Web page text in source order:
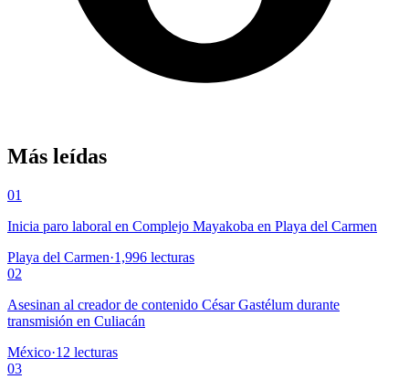
Más leídas
01
Inicia paro laboral en Complejo Mayakoba en Playa del Carmen
Playa del Carmen·1,996 lecturas
02
Asesinan al creador de contenido César Gastélum durante
transmisión en Culiacán
México·12 lecturas
03